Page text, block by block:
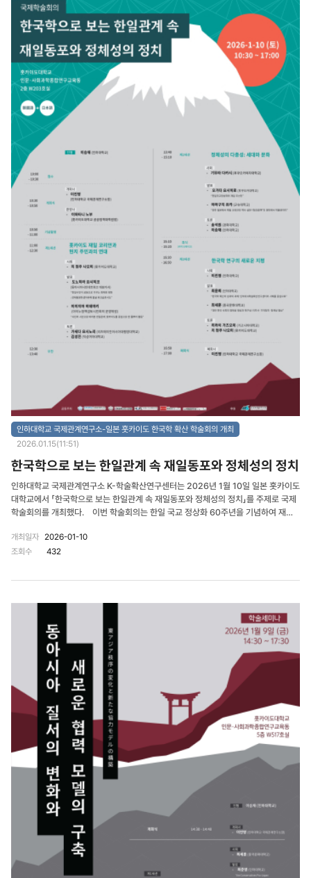
주제를 중심으로 발표와 토론을 진행하였다. 후쿠오카대학교 오가타 요시히로 교수는
「한일관계에서 이행기 정의의 가능성」을 주제로 발표하며 역사 문제와 한일 관계의 맥
락 속에서 이행기 정의의 적용 가능성을 학문적으로 검토하였다. 이어 국제관계연구소
이승재 연구교수는 「패권 경쟁과 동맹 딜레마의 재편: 한일 대미 전략의 차이」를 주제
로 미중 전략 경쟁 속에서 나타나는 한일 양국의 대미 전략과 동맹 정책의 차이를 분석
하였다. 이어진 발표에서는 국제관계연구소 다하라 료 전임연구원이 「한국 국가 정체
성의 대외적 투사로서의 대일 외교: 일본 NHK 한글 강좌 개설을 둘러싼 대일 외교를
중심으로」를 주제로 한국의 문화외교와 국가 정체성의 관계를 중심으로 한 대일 외교
를 분석하였다. 또한 규슈대학교 이즈미 가오루 교수는 「일본 정치의 구조적 변화 현
황」을 주제로 일본 정치의 제도적 변화와 최근 정치 환경의 구조적 특징을 설명하였다.
각 발표 이후에는 국제관계연구소 형사요 전임연구원, 규슈대학교 한국연구센터 야마
구치 유카 조교수, 후쿠오카여자대학교 기무라 다카시 교수, 국제관계연구소 최윤희
전임연구원이 토론에 참여하여 발표 내용에 대한 다양한 학문적 의견을 제시하였다.
폐회식에서는 규슈대학교 한국연구센터장 이즈미 가오루 교수가 폐회사를 통해 이번
공동 학술 세미나의 성과를 평가하고, 향후 양 기관 간 지속적인 학술 교류와 공동 연구
의 확대에 대한 기대를 밝혔다. 이번 공동 학술 세미나는 한국과 일본 연구자들이 한
국학과 정치외교 연구를 매개로 학문적 교류를 확대하고, 양국의 연구 시각을 바탕으
로 새로운 연구 의제를 모색하는 의미 있는 자리였다. 특히 한국학 연구의 국제적 확산
과 학술 네트워크 강화를 위한 협력의 기반을 마련했다는 점에서 의의를 갖는다. 이번
행사는 인하대학교 국제관계연구소 K학술확산연구센터와 규슈대학교 한국연구센터
인하대학교 국제관계연구소-일본 훗카이도 한국학 확산 학술회의 개최
2026.01.15(11:51)
한국학으로 보는 한일관계 속 재일동포와 정체성의 정치
인하대학교 국제관계연구소 K-학술확산연구센터는 2026년 1월 10일 일본 홋카이도
대학교에서 「한국학으로 보는 한일관계 속 재일동포와 정체성의 정치」를 주제로 국제
학술회의를 개최했다. 이번 학술회의는 한일 국교 정상화 60주년을 기념하여 재일
술, 문화 협력의 새로운 가능성을 모색하기 위해 기획되었다. 행사는 홋카이도대학교
공공정책대학원, 규슈대학교 한국연구센터, 규슈한국연구자포럼과 공동으로 진행되
재일 코리안과 현지 주민과의 연대’를 주제로 심도 있는 논의가 이뤄졌다. 도노히라 요
통해 한일 시민의 화해와 평화 구축 시도를 발표했으며, 이이지마 히데아키 아이누정
책검토시민회의 운영위원이 풀뿌리 활동을 중심으로 한 시민 체감형 한일관계를 소개
했다. 두 번째 세션인 ‘정체성의 다층성: 세대와 문화’에서는 전후 일본 내 재일 코리
안의 역사 실천과 국교 정상화 과정에서의 위치를 재조명했다. 이어 마지막 세션에서
는 ‘한국학 연구의 새로운 지평’을 주제로 인하대 K학술확산연구센터의 성과와 대만
한인 사회의 정체성 비교 등 한국학의 지역적 확산 방안을 논의했다. 인하대학교 K-
학술확산연구소사업은 이번 홋카이도 국제학술회의를 계기로 일본 지역을 포함한 동
아시아 권역에서 한국학 기반 학술·교육 협력을 더욱 확대해 나갈 예정이다.
개최일자 2026-01-10
조회수
432